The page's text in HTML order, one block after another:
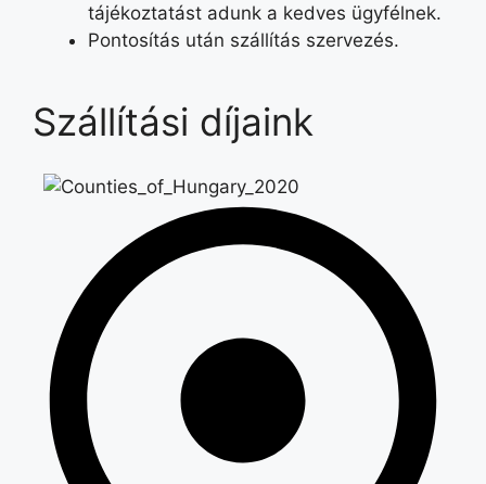
tájékoztatást adunk a kedves ügyfélnek.
Pontosítás után szállítás szervezés.
Szállítási díjaink